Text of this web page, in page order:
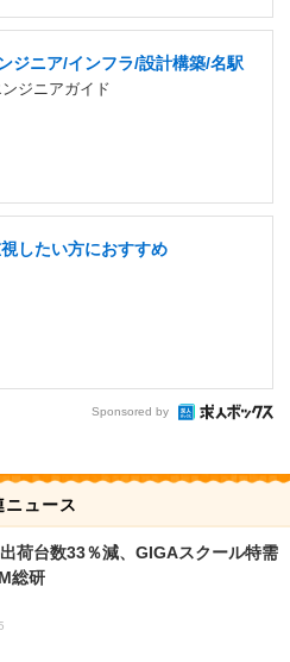
ジニア/インフラ/設計構築/名駅
ジニアガイド
したい方におすすめ
Sponsored by
ニュース
荷台数33％減、GIGAスクール特需
総研